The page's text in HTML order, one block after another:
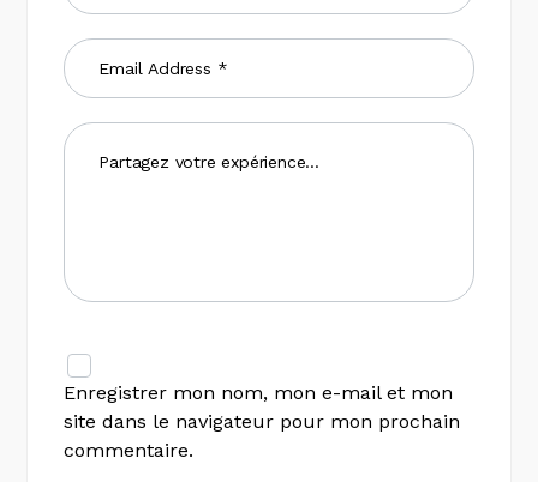
Enregistrer mon nom, mon e-mail et mon
site dans le navigateur pour mon prochain
commentaire.